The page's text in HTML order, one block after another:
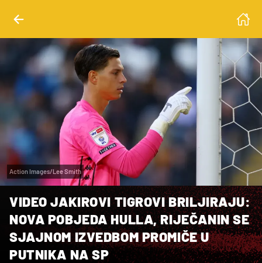
Action Images/Lee Smith
VIDEO JAKIROVI TIGROVI BRILJIRAJU:
NOVA POBJEDA HULLA, RIJEČANIN SE
SJAJNOM IZVEDBOM PROMIČE U
PUTNIKA NA SP